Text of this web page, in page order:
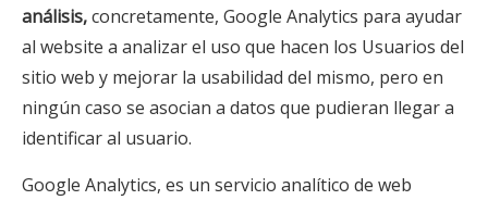
análisis,concretamente, Google Analytics para ayudar
al website a analizar el uso que hacen los Usuarios del
sitio web y mejorar la usabilidad del mismo, pero en
ningún caso se asocian a datos que pudieran llegar a
identificar al usuario.
Google Analytics, es un servicio analítico de web